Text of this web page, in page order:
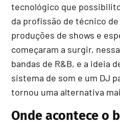
tecnológico que
da profissão de técnico
produções de shows e
começaram a surgir,
bandas de R&B, e a ideia
sistema de som e um DJ
tornou uma alternativa
Onde acontece o